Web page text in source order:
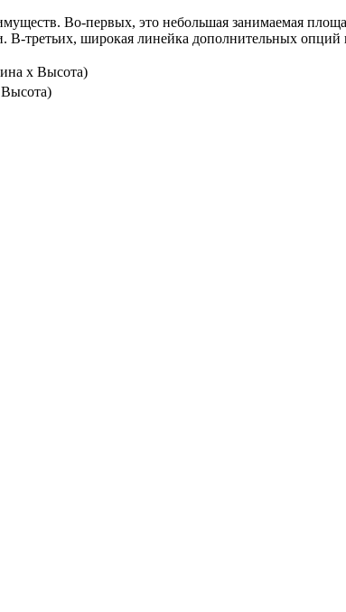
Во-первых, это небольшая занимаемая
третьих, широкая линейка дополнительных
х Высота)